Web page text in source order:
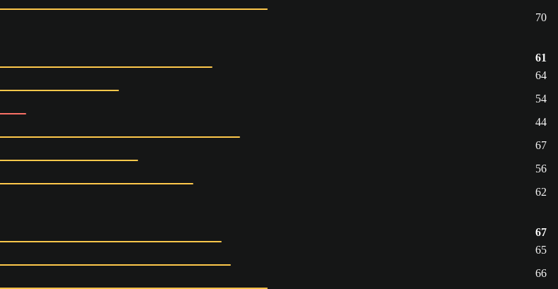
70
61
64
54
44
67
56
62
67
65
66